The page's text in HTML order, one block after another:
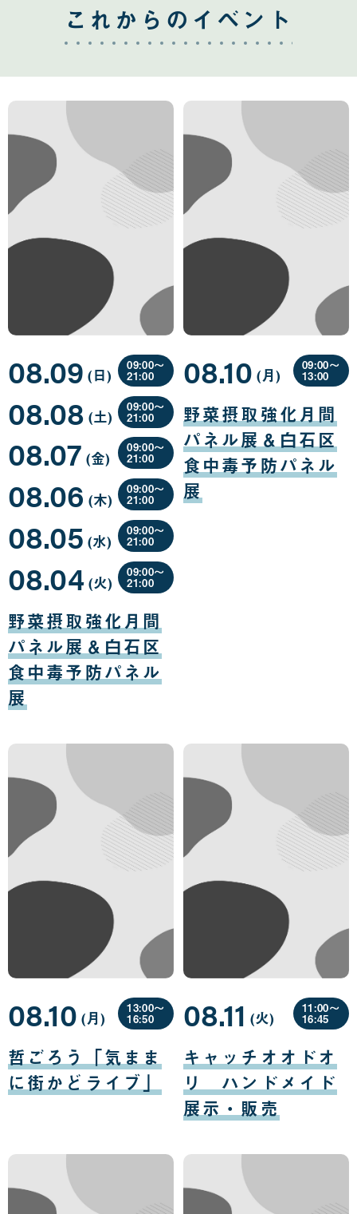
これからのイベント
野菜摂取強化月間
パネル展＆白石区
食中毒予防パネル
展
08.04
月
04
日
(火曜
日
)
09:00〜
21:00
08.05
月
05
(水曜
日
)
09:00〜
21:00
08.06
月
06
(木曜
日
)
09:00〜
21:00
08.07
月
07
(金曜
日
)
09:00〜
21:00
08.08
月
08
(土曜
日
)
09:00〜
21:00
08.09
月
09
日
(日曜
日
)
09:00〜
21:00
野菜摂取強化月間
パネル展＆白石区
食中毒予防パネル
展
08.10
月
10
日
(月曜
日
)
09:00〜
13:00
哲ごろう「気まま
に街かどライブ」
08.10
月
10
日
(月曜
日
)
13:00〜
16:50
キャッチオオドオ
リ ハンドメイド
展示・販売
08.11
月
11
日
(火曜
日
)
11:00〜
16:45